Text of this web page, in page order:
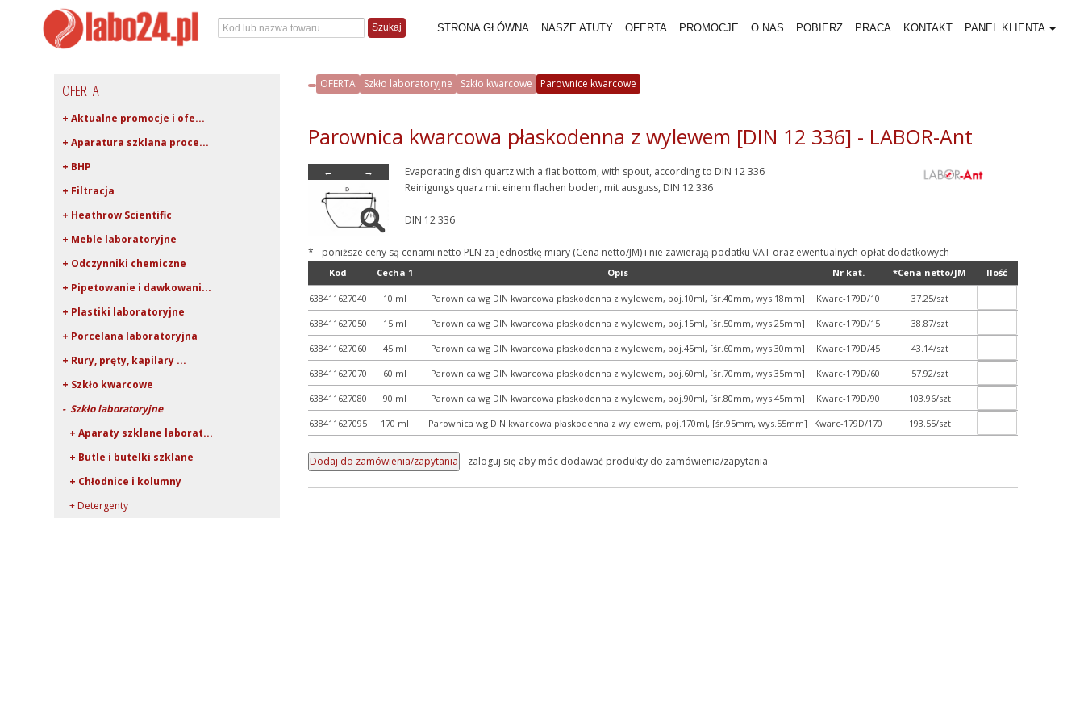
Szukaj STRONA GŁÓWNA NASZE ATUTY OFERTA PROMOCJE O NAS POBIERZ PRACA KONTAKT PANEL KLIENTA
OFERTA
+ Aktualne promocje i ofe...
+ Aparatura szklana proce...
+ BHP
+ Filtracja
+ Heathrow Scientific
+ Meble laboratoryjne
+ Odczynniki chemiczne
+ Pipetowanie i dawkowani...
+ Plastiki laboratoryjne
+ Porcelana laboratoryjna
+ Rury, pręty, kapilary ...
+ Szkło kwarcowe
- Szkło laboratoryjne
+ Aparaty szklane laborat...
+ Butle i butelki szklane
+ Chłodnice i kolumny
+ Detergenty
OFERTA Szkło laboratoryjne Szkło kwarcowe Parownice kwarcowe
Parownica kwarcowa płaskodenna z wylewem [DIN 12 336] - LABOR-Ant
← →
Evaporating dish quartz with a flat bottom, with spout, according to DIN 12 336
Reinigungs quarz mit einem flachen boden, mit ausguss, DIN 12 336
DIN 12 336
* - poniższe ceny są cenami netto PLN za jednostkę miary (Cena netto/JM) i nie zawierają podatku VAT oraz ewentualnych opłat dodatkowych
Kod Cecha 1 Opis Nr kat. *Cena netto/JM Ilość
638411627040 10 ml Parownica wg DIN kwarcowa płaskodenna z wylewem, poj.10ml, [śr.40mm, wys.18mm] Kwarc-179D/10 37.25/szt
638411627050 15 ml Parownica wg DIN kwarcowa płaskodenna z wylewem, poj.15ml, [śr.50mm, wys.25mm] Kwarc-179D/15 38.87/szt
638411627060 45 ml Parownica wg DIN kwarcowa płaskodenna z wylewem, poj.45ml, [śr.60mm, wys.30mm] Kwarc-179D/45 43.14/szt
638411627070 60 ml Parownica wg DIN kwarcowa płaskodenna z wylewem, poj.60ml, [śr.70mm, wys.35mm] Kwarc-179D/60 57.92/szt
638411627080 90 ml Parownica wg DIN kwarcowa płaskodenna z wylewem, poj.90ml, [śr.80mm, wys.45mm] Kwarc-179D/90 103.96/szt
638411627095 170 ml Parownica wg DIN kwarcowa płaskodenna z wylewem, poj.170ml, [śr.95mm, wys.55mm] Kwarc-179D/170 193.55/szt
- zaloguj się aby móc dodawać produkty do zamówienia/zapytania